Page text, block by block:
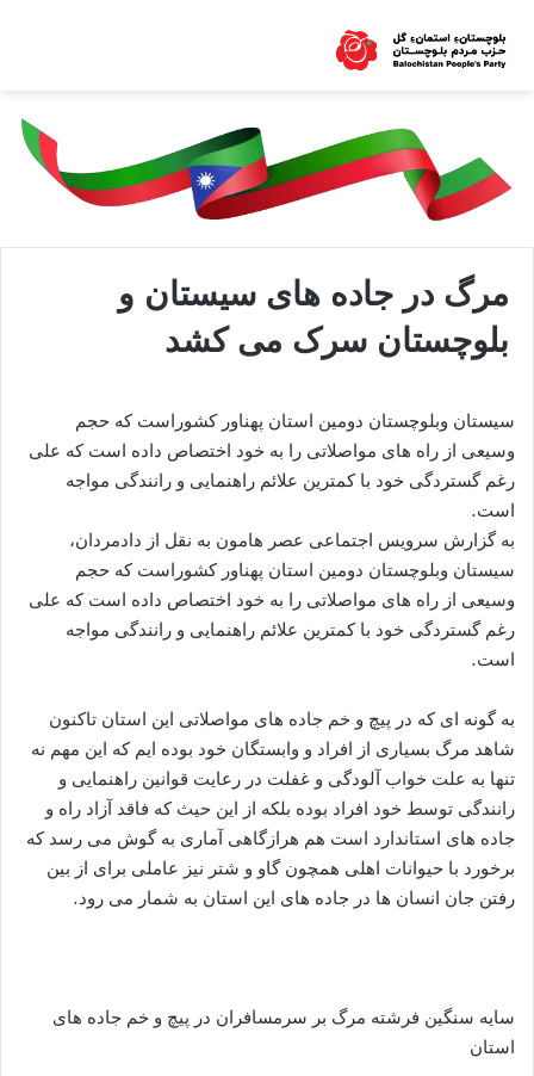
مرگ در جاده های سیستان و
بلوچستان سرک می کشد
سیستان وبلوچستان دومین استان پهناور کشوراست که حجم
وسیعی از راه های مواصلاتی را به خود اختصاص داده است که علی
رغم گستردگی خود با کمترین علائم راهنمایی و رانندگی مواجه
است.
به گزارش سرویس اجتماعی عصر هامون به نقل از دادمردان،
سیستان وبلوچستان دومین استان پهناور کشوراست که حجم
وسیعی از راه های مواصلاتی را به خود اختصاص داده است که علی
رغم گستردگی خود با کمترین علائم راهنمایی و رانندگی مواجه
است.
به گونه ای که در پیچ و خم جاده های مواصلاتی این استان تاکنون
شاهد مرگ بسیاری از افراد و وابستگان خود بوده ایم که این مهم نه
تنها به علت خواب آلودگی و غفلت در رعایت قوانین راهنمایی و
رانندگی توسط خود افراد بوده بلکه از این حیث که فاقد آزاد راه و
جاده های استاندارد است هم هرازگاهی آماری به گوش می رسد که
برخورد با حیوانات اهلی همچون گاو و شتر نیز عاملی برای از بین
رفتن جان انسان ها در جاده های این استان به شمار می رود.
سایه سنگین فرشته مرگ بر سرمسافران در پیچ و خم جاده های
استان